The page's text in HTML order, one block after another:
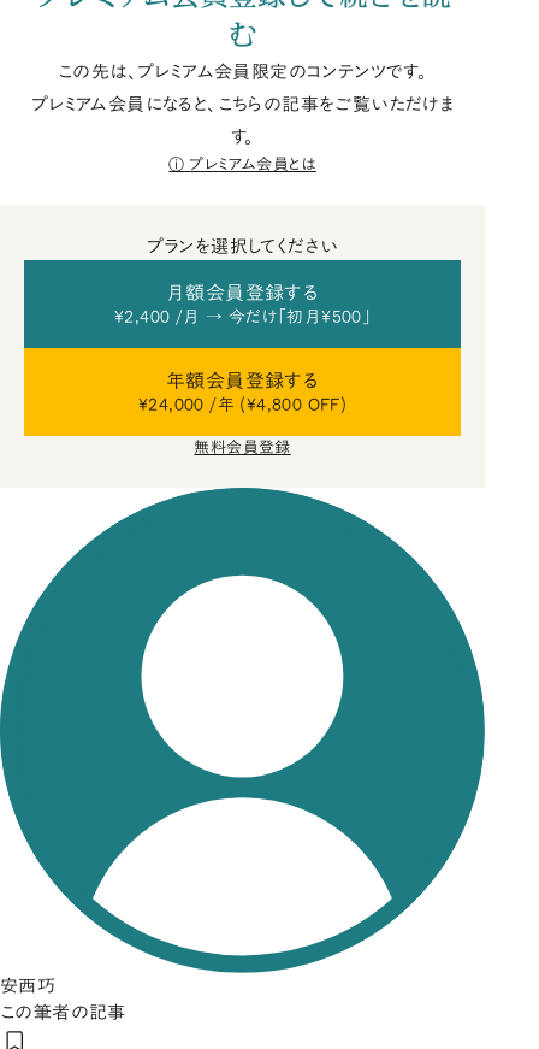
む
この先は、プレミアム会員限定のコンテンツです。
プレミアム会員になると、こちらの記事をご覧いただけま
す。
プレミアム会員とは
プランを選択してください
月額会員登録する
¥2,400 /月 → 今だけ「初月¥500」
年額会員登録する
¥24,000 /年 (¥4,800 OFF)
無料会員登録
安西巧
この筆者の記事